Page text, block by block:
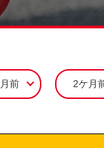
前 2ケ月